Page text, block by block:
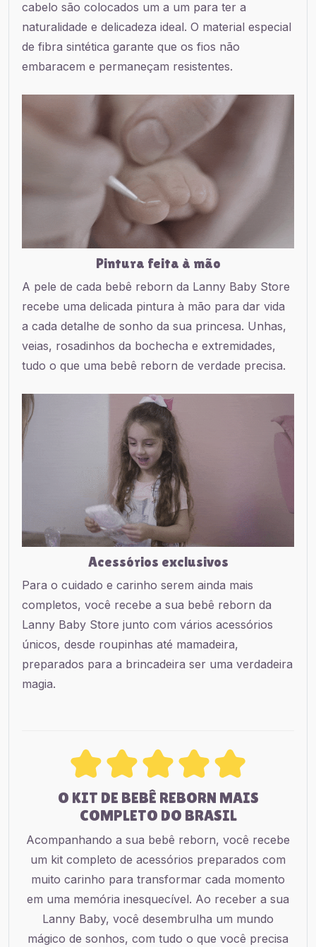
cabelo são colocados um a um para ter a
naturalidade e delicadeza ideal. O material especial
de fibra sintética garante que os fios não
embaracem e permaneçam resistentes.
Pintura feita à mão
A pele de cada bebê reborn da Lanny Baby Store
recebe uma delicada pintura à mão para dar vida
a cada detalhe de sonho da sua princesa. Unhas,
veias, rosadinhos da bochecha e extremidades,
tudo o que uma bebê reborn de verdade precisa.
Acessórios exclusivos
Para o cuidado e carinho serem ainda mais
completos, você recebe a sua bebê reborn da
Lanny Baby Store junto com vários acessórios
únicos, desde roupinhas até mamadeira,
preparados para a brincadeira ser uma verdadeira
magia.
O KIT DE BEBÊ REBORN MAIS
COMPLETO DO BRASIL
Acompanhando a sua bebê reborn, você recebe
um kit completo de acessórios preparados com
muito carinho para transformar cada momento
em uma memória inesquecível. Ao receber a sua
Lanny Baby, você desembrulha um mundo
mágico de sonhos, com tudo o que você precisa